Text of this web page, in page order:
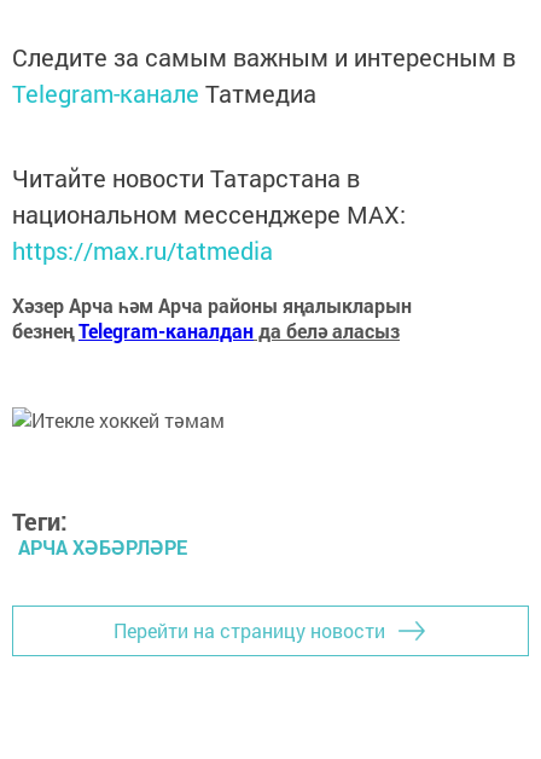
Следите за самым важным и интересным в
Telegram-канале Татмедиа
Читайте новости Татарстана в
национальном мессенджере MАХ:
https://max.ru/tatmedia
Хәзер Арча һәм Арча районы яңалыкларын
безнеңTelegram-каналданда белә аласыз
Теги:
АРЧА ХӘБӘРЛӘРЕ
Перейти на страницу новости